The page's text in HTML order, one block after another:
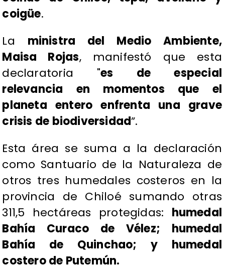
coigüe.
La ministra del Medio Ambiente,
Maisa Rojas, manifestó que esta
declaratoria "es de especial
relevancia en momentos que el
planeta entero enfrenta una grave
crisis de biodiversidad”.
Esta área se suma a la declaración
como Santuario de la Naturaleza de
otros tres humedales costeros en la
provincia de Chiloé sumando otras
311,5 hectáreas protegidas: humedal
Bahía Curaco de Vélez; humedal
Bahía de Quinchao; y humedal
costero de Putemún.